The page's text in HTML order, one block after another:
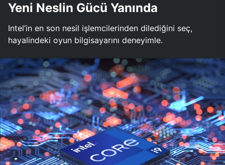
Yeni Neslin Gücü Yanında
Intel’in en son nesil işlemcilerinden dilediğini seç,
hayalindeki oyun bilgisayarını deneyimle.